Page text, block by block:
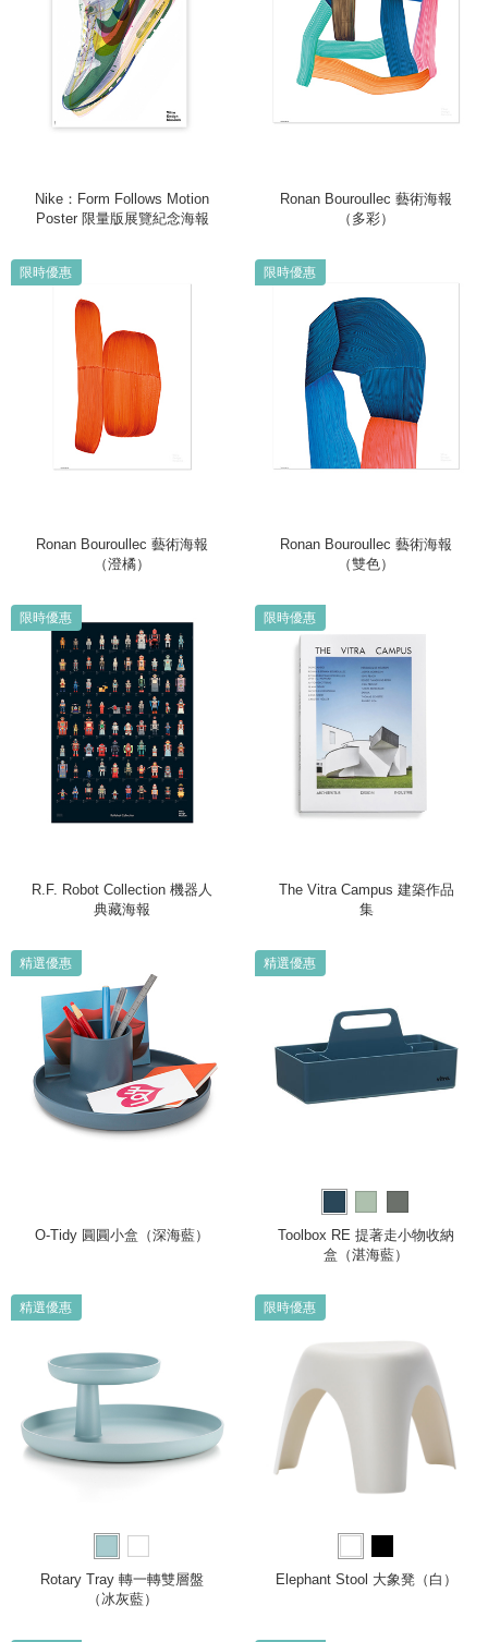
Nike：Form Follows Motion
Poster 限量版展覽紀念海報
Ronan Bouroullec 藝術海報
（多彩）
限時優惠
Ronan Bouroullec 藝術海報
（澄橘）
限時優惠
Ronan Bouroullec 藝術海報
（雙色）
限時優惠
R.F. Robot Collection 機器人
典藏海報
限時優惠
The Vitra Campus 建築作品
集
精選優惠
O-Tidy 圓圓小盒（深海藍）
精選優惠
Toolbox RE 提著走小物收納
盒（湛海藍）
精選優惠
Rotary Tray 轉一轉雙層盤
（冰灰藍）
限時優惠
Elephant Stool 大象凳（白）